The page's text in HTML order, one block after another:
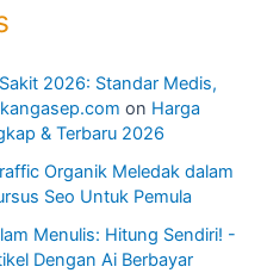
2026: Standar Medis,
on Harga
& Terbaru 2026
Organik Meledak dalam
Seo Untuk Pemula
Menulis: Hitung Sendiri! -
Dengan Ai Berbayar